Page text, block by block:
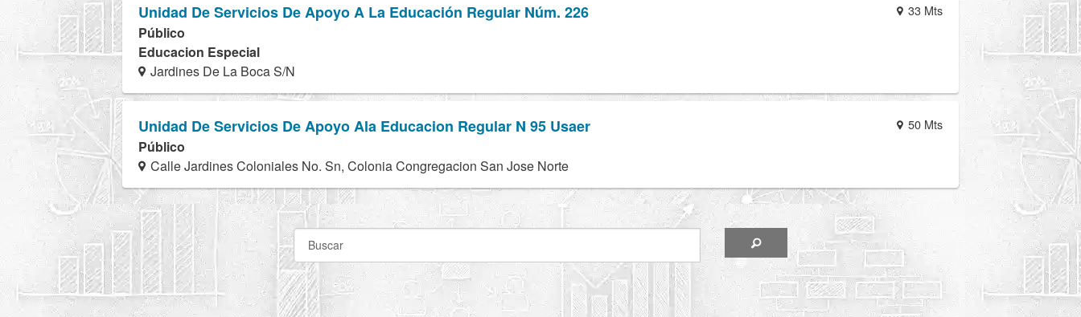
33 Mts
Unidad De Servicios De Apoyo A La Educación Regular Núm. 226
Público
Educacion Especial
Jardines De La Boca S/N
50 Mts
Unidad De Servicios De Apoyo Ala Educacion Regular N 95 Usaer
Público
Calle Jardines Coloniales No. Sn, Colonia Congregacion San Jose Norte